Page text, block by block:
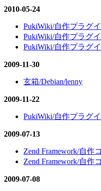
2010-05-24
PukiWiki/自作プラグ
PukiWiki/自作プラグイ
PukiWiki/自作プラグ
2009-11-30
玄箱/Debian/lenny
2009-11-22
PukiWiki/自作プラグ
2009-07-13
Zend Framework/自作
Zend Framework/自作
2009-07-08